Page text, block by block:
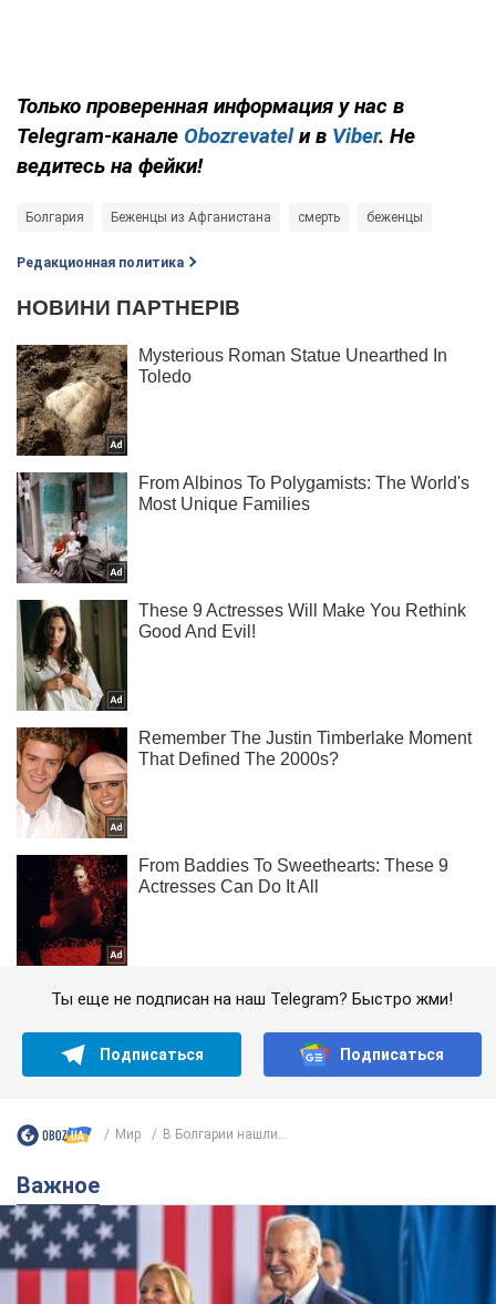
Только проверенная информация у нас в
Telegram-канале Obozrevatelи в Viber. Не
ведитесь на фейки!
Болгария Беженцы из Афганистана смерть беженцы
Редакционная политика
Ты еще не подписан на наш Telegram? Быстро жми!
Подписаться Подписаться
Мир В Болгарии нашли...
Важное